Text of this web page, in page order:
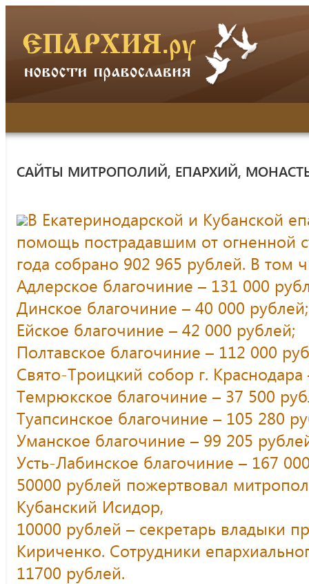
САЙТЫ МИТРОПОЛИЙ, ЕПАРХИЙ,
В Екатеринодарской и Кубанской
помощь пострадавшим от огненной
года собрано 902 965 рублей. В том
Адлерское благочиние – 131 000
Динское благочиние – 40 000 рублей;
Ейское благочиние – 42 000 рублей;
Полтавское благочиние – 112 000
Свято-Троицкий собор г.
Темрюкское благочиние – 37 500
Туапсинское благочиние – 105 280
Уманское благочиние – 99 205
Усть-Лабинское благочиние – 167
50000 рублей пожертвовал
Кубанский Исидор,
10000 рублей – секретарь владыки
Кириченко. Сотрудники
11700 рублей.